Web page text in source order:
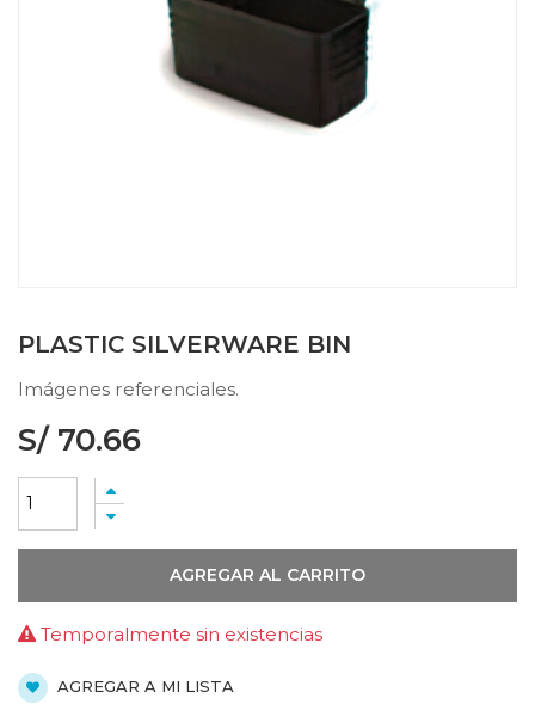
PLASTIC SILVERWARE BIN
Imágenes referenciales.
S/ 70.66
AGREGAR AL CARRITO
Temporalmente sin existencias
AGREGAR A MI LISTA